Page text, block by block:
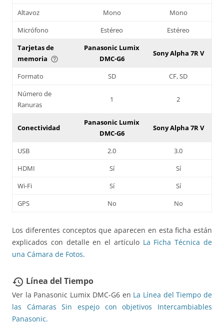
Altavoz
Mono
Mono
Micrófono
Estéreo
Estéreo
Tarjetas de
memoria help_outline
Panasonic Lumix
DMC-G6
Sony Alpha 7R V
Formato SD
CF, SD
Número de
Ranuras
1 2
Conectividad
Panasonic Lumix
DMC-G6
Sony Alpha 7R V
USB 2.0
3.0
HDMI
Sí
Sí
Wi-Fi
Sí
Sí
GPS
No No
Los diferentes conceptos que aparecen en esta ficha están
explicados con detalle en el artículo La Ficha Técnica de
una Cámara de Fotos.
restore Línea del Tiempo
Ver la Panasonic Lumix DMC-G6 en La Línea del Tiempo de
las Cámaras Sin espejo con objetivos Intercambiables
Panasonic.